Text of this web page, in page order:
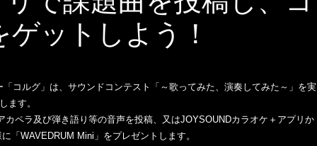
ットしよう！
コルグ」は、サウンドコンテスト「～歌ってみた、演奏してみた～」を実
ます。
ペラ及び弾き語り等の音声を投稿、又はJOYSOUNDカラオケ＋アプリか
「WAVEDRUM Mini」をプレゼントします。